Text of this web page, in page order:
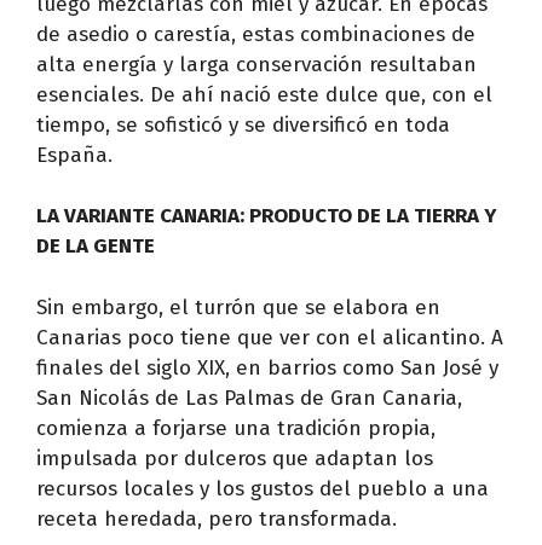
de asedio o carestía, estas combinaciones de
alta energía y larga conservación resultaban
esenciales. De ahí nació este dulce que, con el
tiempo, se sofisticó y se diversificó en toda
España.
LA VARIANTE CANARIA: PRODUCTO DE LA TIERRA Y
DE LA GENTE
Sin embargo, el turrón que se elabora en
Canarias poco tiene que ver con el alicantino. A
finales del siglo XIX, en barrios como San José y
San Nicolás de Las Palmas de Gran Canaria,
comienza a forjarse una tradición propia,
impulsada por dulceros que adaptan los
recursos locales y los gustos del pueblo a una
receta heredada, pero transformada.